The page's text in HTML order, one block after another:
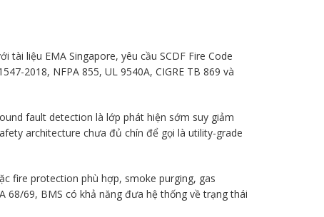
liệu EMA Singapore, yêu cầu SCDF Fire Code
2018, NFPA 855, UL 9540A, CIGRE TB 869 và
fault detection là lớp phát hiện sớm suy giảm
architecture chưa đủ chín để gọi là utility-grade
fire protection phù hợp, smoke purging, gas
68/69, BMS có khả năng đưa hệ thống về trạng thái